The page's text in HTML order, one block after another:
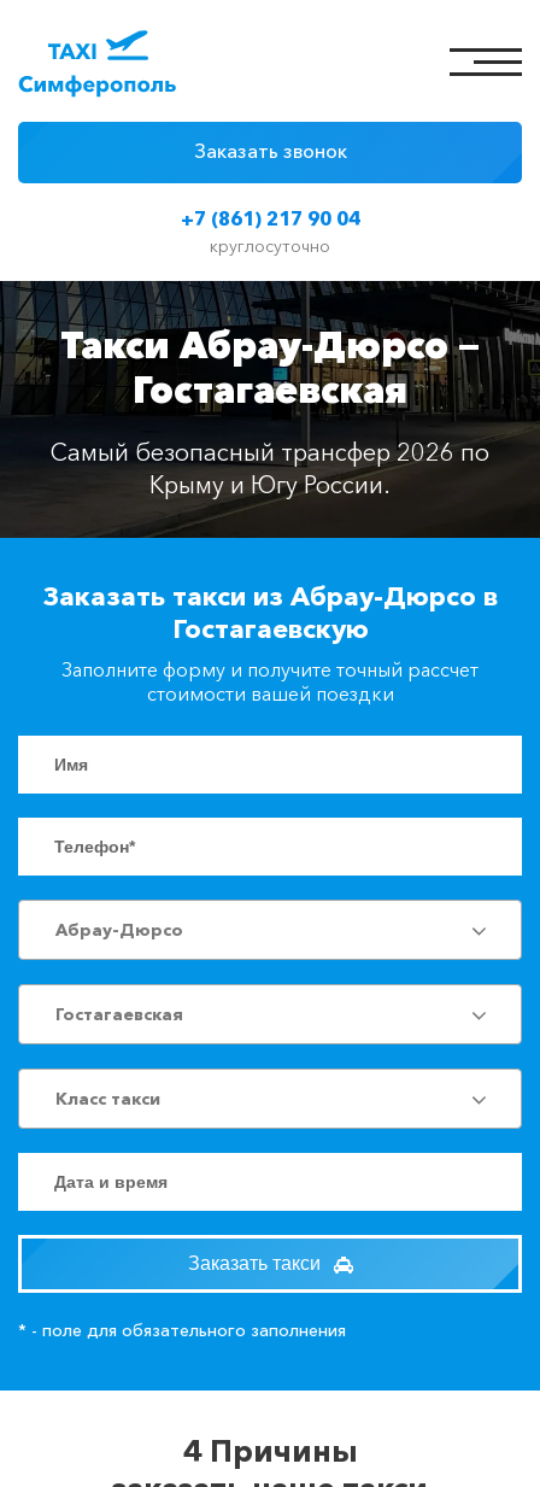
+7 (861) 217 90 04
круглосуточно
Заказать звонок
Цены на такси
Классы автомобилей
Отзывы
Контакты
+7(861)217-90-04
Заказать такси
Такси Абрау-Дюрсо —
Гостагаевская
Самый безопасный трансфер 2026 по
Крыму и Югу России.
Заказать такси из Абрау-Дюрсо в
Гостагаевскую
Заполните форму и получите точный рассчет
стоимости вашей поездки
Абрау-Дюрсо
Гостагаевская
Класс такси
Заказать такси
* - поле для обязательного заполнения
4 Причины